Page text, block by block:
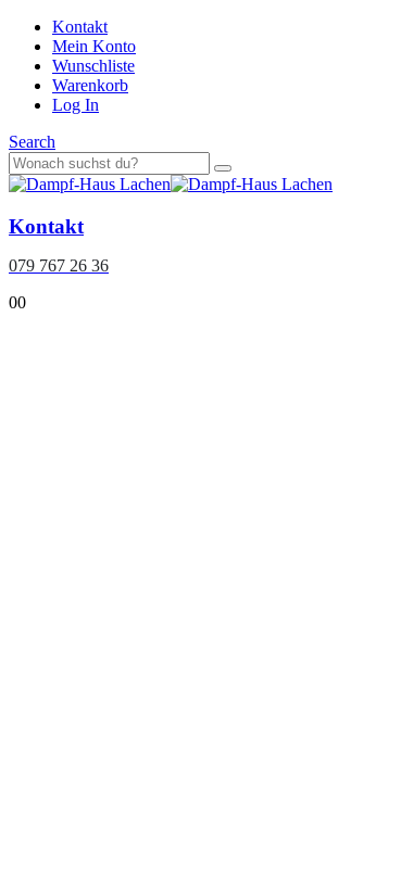
Kontakt
Mein Konto
Wunschliste
Warenkorb
Log In
Search
Kontakt
079 767 26 36
00